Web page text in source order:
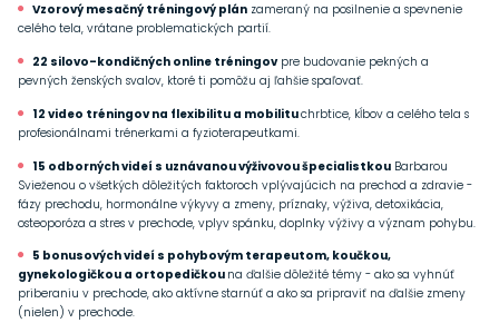
Vzorový mesačný tréningový plán zameraný na posilnenie a spevnenie
celého tela, vrátane problematických partií.
22 silovo-kondičných online tréningovpre budovanie pekných a
pevných ženských svalov, ktoré ti pomôžu aj ľahšie spaľovať.
12 video tréningov na flexibilitu a mobilituchrbtice, kĺbov a celého tela s
profesionálnami trénerkami a fyzioterapeutkami.
15 odborných videí s uznávanou výživovou špecialistkou Barbarou
Svieženou o všetkých dôležitých faktoroch vplývajúcich na prechod a zdravie -
fázy prechodu, hormonálne výkyvy a zmeny, príznaky, výživa, detoxikácia,
osteoporóza a stres v prechode, vplyv spánku, doplnky výživy a význam pohybu.
5 bonusových videí s pohybovým terapeutom, koučkou,
gynekologičkou a ortopedičkou na ďalšie dôležité témy - ako sa vyhnúť
priberaniu v prechode, ako aktívne starnúť a ako sa pripraviť na ďalšie zmeny
(nielen) v prechode.